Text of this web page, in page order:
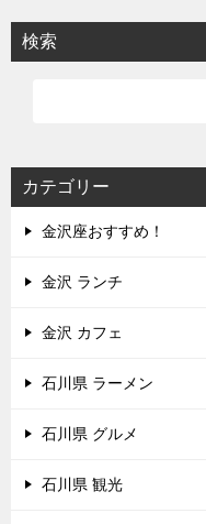
検索
カテゴリー
金沢座おすすめ！
金沢 ランチ
金沢 カフェ
石川県 ラーメン
石川県 グルメ
石川県 観光